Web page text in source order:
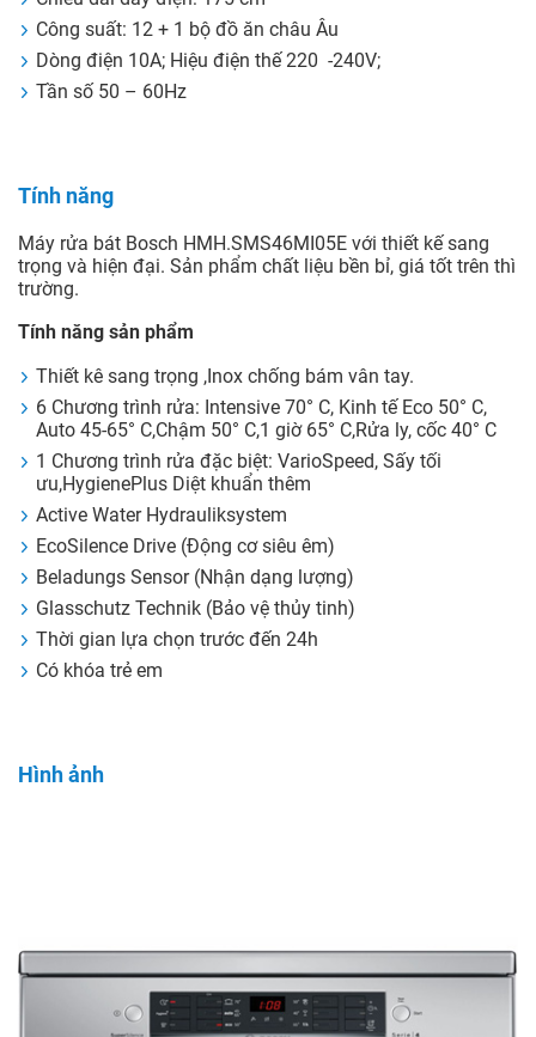
Công suất: 12 + 1 bộ đồ ăn châu Âu
Dòng điện 10A; Hiệu điện thế 220 -240V;
Tần số 50 – 60Hz
Tính năng
Máy rửa bát Bosch HMH.SMS46MI05E với thiết kế sang
trọng và hiện đại. Sản phẩm chất liệu bền bỉ, giá tốt trên thì
trường.
Tính năng sản phẩm
Thiết kê sang trọng ,Inox chống bám vân tay.
6 Chương trình rửa: Intensive 70° C, Kinh tế Eco 50° C,
Auto 45-65° C,Chậm 50° C,1 giờ 65° C,Rửa ly, cốc 40° C
1 Chương trình rửa đặc biệt: VarioSpeed, Sấy tối
ưu,HygienePlus Diệt khuẩn thêm
Active Water Hydrauliksystem
EcoSilence Drive (Động cơ siêu êm)
Beladungs Sensor (Nhận dạng lượng)
Glasschutz Technik (Bảo vệ thủy tinh)
Thời gian lựa chọn trước đến 24h
Có khóa trẻ em
Hình ảnh